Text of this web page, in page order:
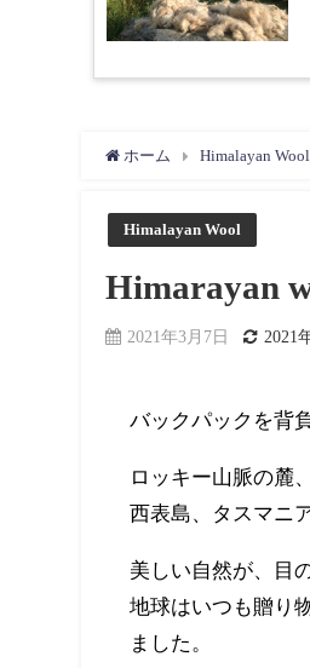
ホーム Himalayan Wool
Himalayan Wool
Himarayan
2021年3月7日 2021
バックパックを背
ロッキー山脈の麓
西表島、タスマニ
美しい自然が、目
地球はいつも贈り
ました。